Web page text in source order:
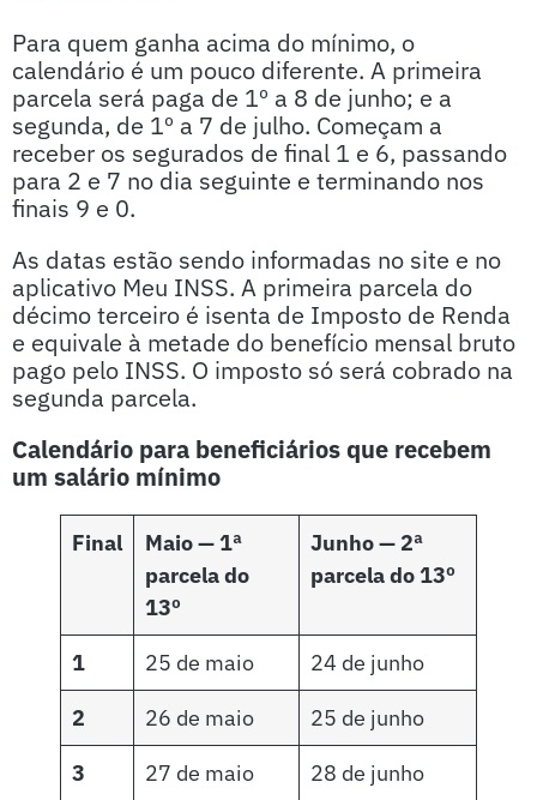
Para quem ganha acima do mínimo, o
calendário é um pouco diferente. A primeira
parcela será paga de 1º a 8 de junho; e a
segunda, de 1º a 7 de julho. Começam a
receber os segurados de final 1 e 6, passando
para 2 e 7 no dia seguinte e terminando nos
finais 9 e 0.
As datas estão sendo informadas no site e no
aplicativo Meu INSS. A primeira parcela do
décimo terceiro é isenta de Imposto de Renda
e equivale à metade do benefício mensal bruto
pago pelo INSS. O imposto só será cobrado na
segunda parcela.
Calendário para beneficiários que recebem
um salário mínimo
Final Maio— 1ª
parcela do
13º
Junho— 2ª
parcela do 13º
1 25 de maio
24 de junho
2
26 de maio
25 de junho
3
27 de maio
28 de junho